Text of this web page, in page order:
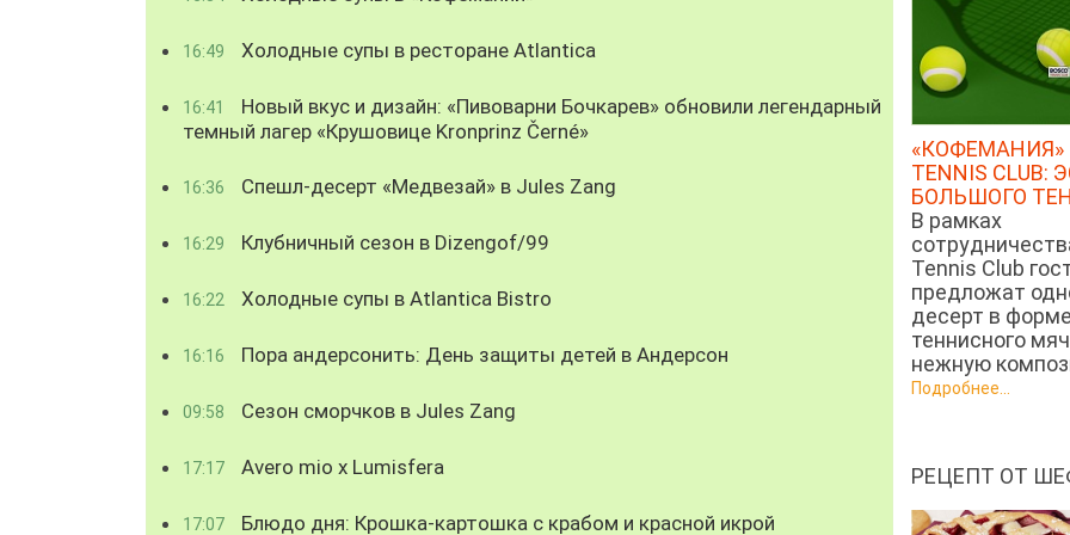
16:49 Холодные супы в ресторане Atlantica
16:41
Новый вкус и дизайн: «Пивоварни Бочкарев» обновили легендарный
темный лагер «Крушовице Kronprinz Černé»
16:36 Спешл-десерт «Медвезай» в Jules Zang
16:29 Клубничный сезон в Dizengof/99
16:22 Холодные супы в Atlantica Bistro
16:16 Пора андерсонить: День защиты детей в Андерсон
09:58 Сезон сморчков в Jules Zang
17:17 Avero mio x Lumisfera
17:07 Блюдо дня: Крошка-картошка с крабом и красной икрой
«КОФЕМАНИЯ»
TENNIS CLUB:
БОЛЬШОГО
В рамках
Tennis Club
предложат
десерт в форме
теннисного
нежную
Подробнее...
РЕЦЕПТ ОТ